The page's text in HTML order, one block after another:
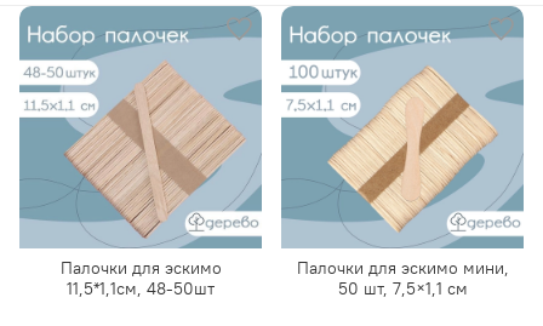
Палочки для эскимо
11,5*1,1см, 48-50шт
Палочки для эскимо мини,
50 шт, 7,5×1,1 см